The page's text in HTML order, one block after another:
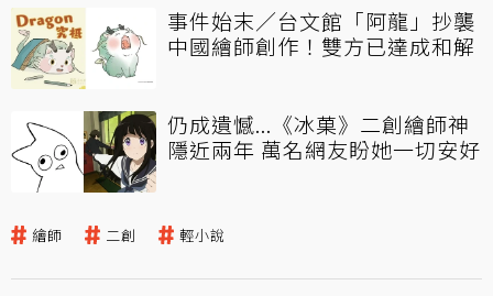
事件始末／台文館「阿龍」抄襲
中國繪師創作！雙方已達成和解
仍成遺憾...《冰菓》二創繪師神
隱近兩年 萬名網友盼她一切安好
繪師 二創 輕小說